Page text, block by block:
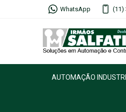
WhatsApp (11)
AUTOMAÇÃO